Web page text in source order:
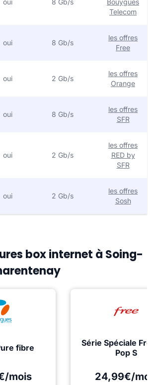
oui 8 Gb/s
Bouygues
Telecom
oui 8 Gb/s
les offres
Free
oui 2 Gb/s
les offres
Orange
oui 8 Gb/s
les offres
SFR
oui 2 Gb/s
les offres
RED by
SFR
oui 2 Gb/s
les offres
Sosh
box internet à Soing-
fibre
mois
Série Spéciale
Pop S
24,99€/